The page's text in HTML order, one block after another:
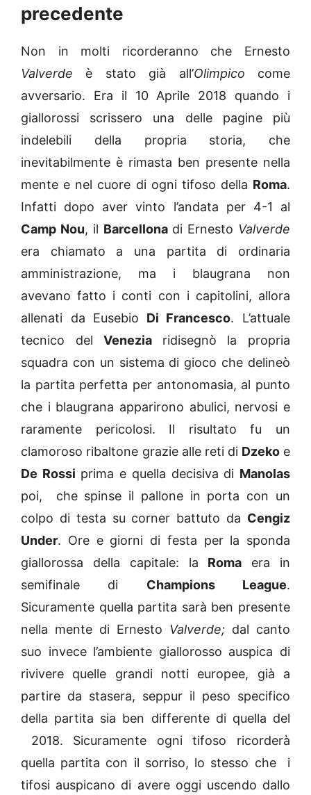
precedente
Non in molti ricorderanno che Ernesto
Valverde è stato già all’Olimpico come
avversario. Era il 10 Aprile 2018 quando i
giallorossi scrissero una delle pagine più
indelebili della propria storia, che
inevitabilmente è rimasta ben presente nella
mente e nel cuore di ogni tifoso della Roma.
Infatti dopo aver vinto l’andata per 4-1 al
Camp Nou, il Barcellonadi Ernesto Valverde
era chiamato a una partita di ordinaria
amministrazione, ma i blaugrana non
avevano fatto i conti con i capitolini, allora
allenati da Eusebio Di Francesco. L’attuale
tecnico delVenezia ridisegnò la propria
squadra con un sistema di gioco che delineò
la partita perfetta per antonomasia, al punto
che i blaugrana apparirono abulici, nervosi e
raramente pericolosi. Il risultato fu un
clamoroso ribaltone grazie alle reti di Dzekoe
De Rossi prima e quella decisiva di Manolas
poi, che spinse il pallone in porta con un
colpo di testa su corner battuto da Cengiz
Under. Ore e giorni di festa per la sponda
giallorossa della capitale: la Roma era in
semifinale di Champions League.
Sicuramente quella partita sarà ben presente
nella mente di Ernesto Valverde; dal canto
suo invece l’ambiente giallorosso auspica di
rivivere quelle grandi notti europee, già a
partire da stasera, seppur il peso specifico
della partita sia ben differente di quella del
2018. Sicuramente ogni tifoso ricorderà
quella partita con il sorriso, lo stesso che i
tifosi auspicano di avere oggi uscendo dallo